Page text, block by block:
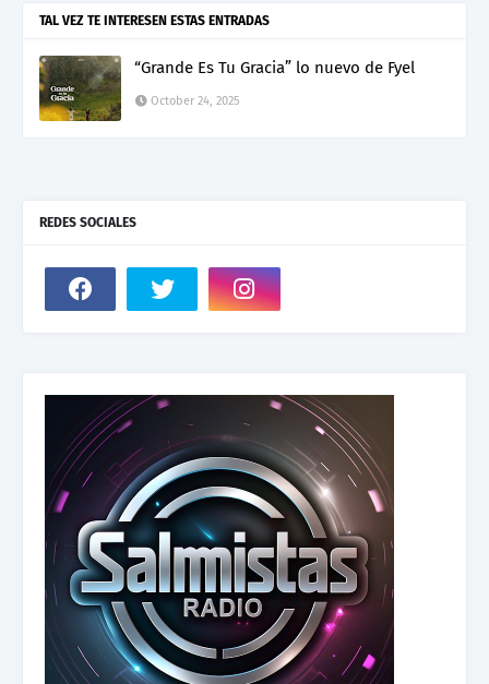
TAL VEZ TE INTERESEN ESTAS ENTRADAS
“Grande Es Tu Gracia” lo nuevo de Fyel
October 24, 2025
REDES SOCIALES